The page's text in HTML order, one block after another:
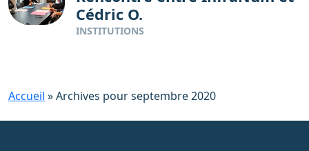
Cédric O.
INSTITUTIONS
Accueil »Archives pour septembre 2020